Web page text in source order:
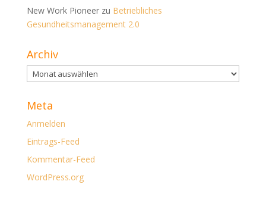
New Work Pioneerzu Betriebliches
Gesundheitsmanagement 2.0
Archiv
Archiv
Meta
Anmelden
Eintrags-Feed
Kommentar-Feed
WordPress.org